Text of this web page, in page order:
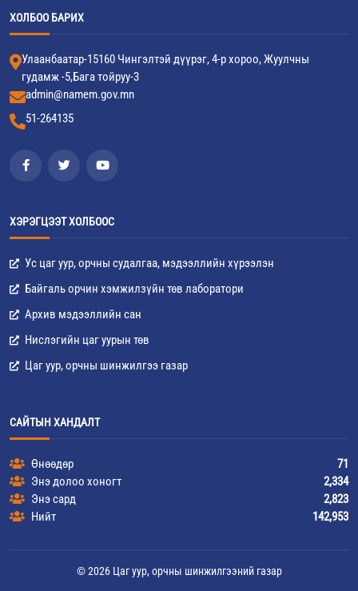
ХОЛБОО БАРИХ
Улаанбаатар-15160 Чингэлтэй дүүрэг, 4-р хороо, Жуулчны
гудамж -5,Бага тойруу-3
admin@namem.gov.mn
51-264135
ХЭРЭГЦЭЭТ ХОЛБООС
Ус цаг уур, орчны судалгаа, мэдээллийн хүрээлэн
Байгаль орчин хэмжилзүйн төв лаборатори
Архив мэдээллийн сан
Нислэгийн цаг уурын төв
Цаг уур, орчны шинжилгээ газар
САЙТЫН ХАНДАЛТ
Өнөөдөр
71
Энэ долоо хоногт
2,334
Энэ сард
2,823
Нийт
142,953
© 2026 Цаг уур, орчны шинжилгээний газар